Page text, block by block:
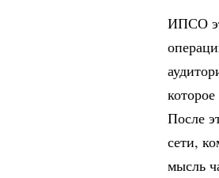
ИПСО
После
сети,
мысль